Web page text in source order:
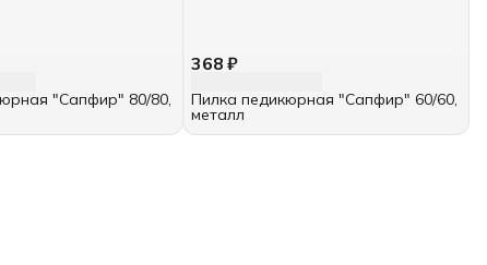
"Сапфир" 80/80,
368 ₽
Пилка педикюрная "Сапфир" 60/60,
металл